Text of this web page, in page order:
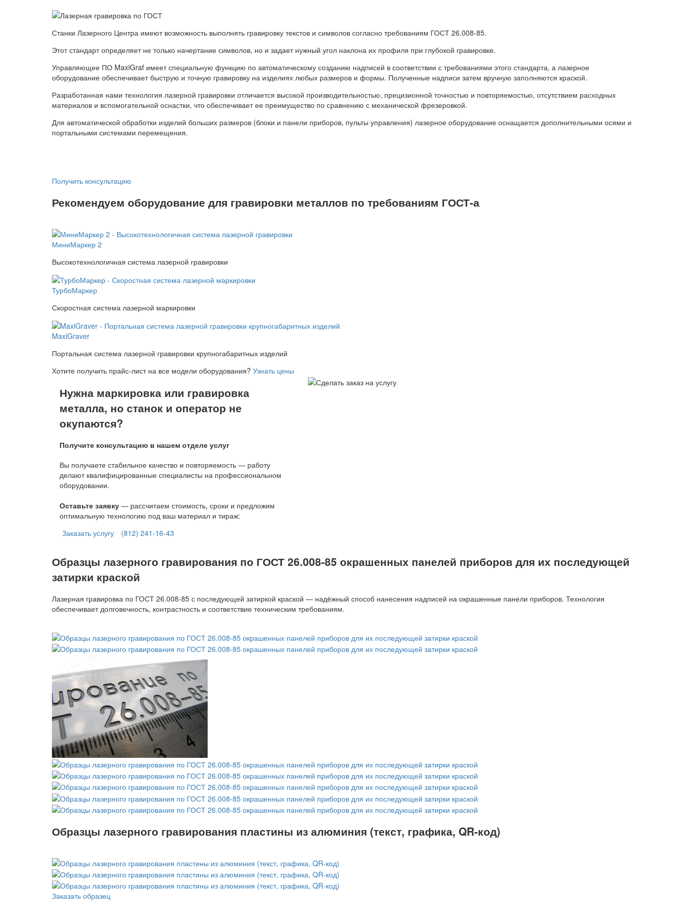
Станки Лазерного Центра имеют возможность выполнять гравировку текстов и символов согласно требованиям ГОСТ 26.008-85.
Этот стандарт определяет не только начертание символов, но и задает нужный угол наклона их профиля при глубокой гравировке.
Управляющее ПО MaxiGraf имеет специальную функцию по автоматическому созданию надписей в соответствии с требованиями этого стандарта, а лазерное
оборудование обеспечивает быструю и точную гравировку на изделиях любых размеров и формы. Полученные надписи затем вручную заполняются краской.
Разработанная нами технология лазерной гравировки отличается высокой производительностью, прецизионной точностью и повторяемостью, отсутствием расходных
материалов и вспомогательной оснастки, что обеспечивает ее преимущество по сравнению с механической фрезеровкой.
Для автоматической обработки изделий больших размеров (блоки и панели приборов, пульты управления) лазерное оборудование оснащается дополнительными осями и
портальными системами перемещения.
Получить консультацию
Рекомендуем оборудование для гравировки металлов по требованиям ГОСТ-а
МиниМаркер 2
Высокотехнологичная система лазерной гравировки
ТурбоМаркер
Скоростная система лазерной маркировки
MaxiGraver
Портальная система лазерной гравировки крупногабаритных изделий
Хотите получить прайс-лист на все модели оборудования? Узнать цены
Нужна маркировка или гравировка
металла, но станок и оператор не
окупаются?
Получите консультацию в нашем отделе услуг
Вы получаете стабильное качество и повторяемость — работу
делают квалифицированные специалисты на профессиональном
оборудовании.
Оставьте заявку — рассчитаем стоимость, сроки и предложим
оптимальную технологию под ваш материал и тираж:
Заказать услугу
(812) 241-16-43
Образцы лазерного гравирования по ГОСТ 26.008-85 окрашенных панелей приборов для их последующей
затирки краской
Лазерная гравировка по ГОСТ 26.008-85 с последующей затиркой краской — надёжный способ нанесения надписей на окрашенные панели приборов. Технология
обеспечивает долговечность, контрастность и соответствие техническим требованиям.
Образцы лазерного гравирования пластины из алюминия (текст, графика, QR-код)
Заказать образец